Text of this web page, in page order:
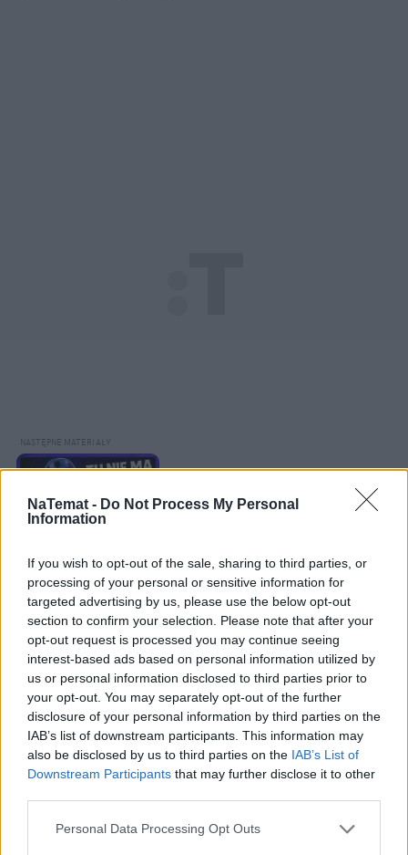
NaTemat - Do Not Process My Personal
Information
If you wish to opt-out of the sale, sharing to third parties, or
processing of your personal or sensitive information for
targeted advertising by us, please use the below opt-out
section to confirm your selection. Please note that after your
opt-out request is processed you may continue seeing
interest-based ads based on personal information utilized by
us or personal information disclosed to third parties prior to
your opt-out. You may separately opt-out of the further
disclosure of your personal information by third parties on the
IAB’s list of downstream participants. This information may
also be disclosed by us to third parties on the IAB’s List of
Downstream Participants that may further disclose it to other
Personal Data Processing Opt Outs
pod Warszawą (Janówek Pierwszy) |
kierunek:GÓRY #4
Nauczycielka: W sumie nie mam
wyjścia i włączam się w tę akcję
"wakacje przed wakacjami"
– Sama czuję w środku wewnętrzny opór i się z tym
nie zgadzam, ale rzeczywistość jest brutalna.
Końcówka maja, ale też czerwiec to czas na
papierologię szkolną – i tak zabieram pracę do
przed wakacjami". Uczniowie mają więcej luzu, a